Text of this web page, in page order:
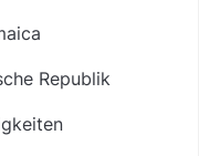
Republik